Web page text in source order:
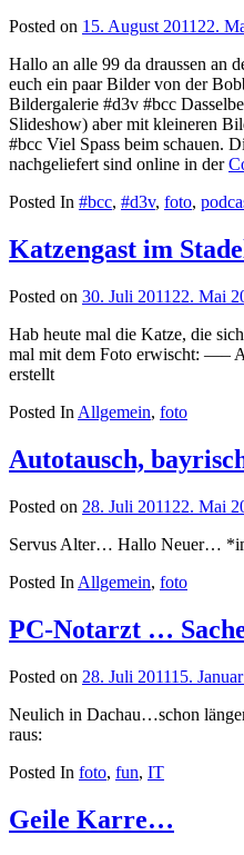
Posted on 15. August 201122.
Hallo an alle 99 da draussen an
euch ein paar Bilder von der
Bildergalerie #d3v #bcc
Slideshow) aber mit kleineren
#bcc Viel Spass beim schauen.
nachgeliefert sind online in der
Posted In #bcc, #d3v, foto,
Katzengast im
Posted on 30. Juli 2011 22. Mai
Hab heute mal die Katze, die
mal mit dem Foto erwischt: —–
erstellt
Posted In Allgemein, foto
Autotausch,
Posted on 28. Juli 2011 22. Mai
Servus Alter… Hallo Neuer…
Posted In Allgemein, foto
PC-Notarzt …
Posted on 28. Juli 201115.
Neulich in Dachau…schon
raus:
Posted In foto, fun, IT
Geile Karre…